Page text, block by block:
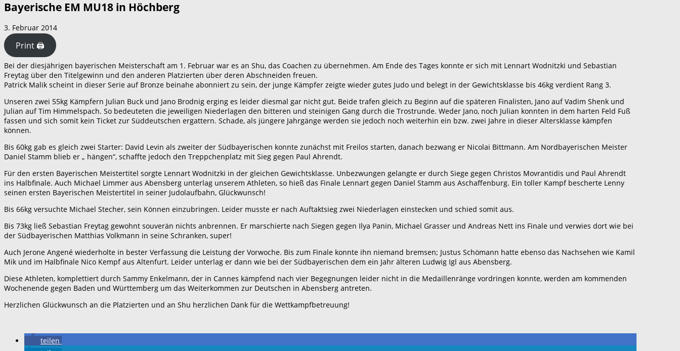
Bayerische EM MU18 in Höchberg
3. Februar 2014
Print 🖨
Bei der diesjährigen bayerischen Meisterschaft am 1. Februar war es an Shu, das Coachen zu übernehmen. Am Ende des Tages konnte er sich mit Lennart Wodnitzki und Sebastian
Freytag über den Titelgewinn und den anderen Platzierten über deren Abschneiden freuen.
Patrick Malik scheint in dieser Serie auf Bronze beinahe abonniert zu sein, der junge Kämpfer zeigte wieder gutes Judo und belegt in der Gewichtsklasse bis 46kg verdient Rang 3.
Unseren zwei 55kg Kämpfern Julian Buck und Jano Brodnig erging es leider diesmal gar nicht gut. Beide trafen gleich zu Beginn auf die späteren Finalisten, Jano auf Vadim Shenk und
Julian auf Tim Himmelspach. So bedeuteten die jeweiligen Niederlagen den bitteren und steinigen Gang durch die Trostrunde. Weder Jano, noch Julian konnten in dem harten Feld Fuß
fassen und sich somit kein Ticket zur Süddeutschen ergattern. Schade, als jüngere Jahrgänge werden sie jedoch noch weiterhin ein bzw. zwei Jahre in dieser Altersklasse kämpfen
können.
Bis 60kg gab es gleich zwei Starter: David Levin als zweiter der Südbayerischen konnte zunächst mit Freilos starten, danach bezwang er Nicolai Bittmann. Am Nordbayerischen Meister
Daniel Stamm blieb er „ hängen“, schaffte jedoch den Treppchenplatz mit Sieg gegen Paul Ahrendt.
Für den ersten Bayerischen Meistertitel sorgte Lennart Wodnitzki in der gleichen Gewichtsklasse. Unbezwungen gelangte er durch Siege gegen Christos Movrantidis und Paul Ahrendt
ins Halbfinale. Auch Michael Limmer aus Abensberg unterlag unserem Athleten, so hieß das Finale Lennart gegen Daniel Stamm aus Aschaffenburg. Ein toller Kampf bescherte Lenny
seinen ersten Bayerischen Meistertitel in seiner Judolaufbahn, Glückwunsch!
Bis 66kg versuchte Michael Stecher, sein Können einzubringen. Leider musste er nach Auftaktsieg zwei Niederlagen einstecken und schied somit aus.
Bis 73kg ließ Sebastian Freytag gewohnt souverän nichts anbrennen. Er marschierte nach Siegen gegen Ilya Panin, Michael Grasser und Andreas Nett ins Finale und verwies dort wie bei
der Südbayerischen Matthias Volkmann in seine Schranken, super!
Auch Jerone Angené wiederholte in bester Verfassung die Leistung der Vorwoche. Bis zum Finale konnte ihn niemand bremsen; Justus Schömann hatte ebenso das Nachsehen wie Kamil
Mik und im Halbfinale Nico Kempf aus Altenfurt. Leider unterlag er dann wie bei der Südbayerischen dem ein Jahr älteren Ludwig Igl aus Abensberg.
Diese Athleten, komplettiert durch Sammy Enkelmann, der in Cannes kämpfend nach vier Begegnungen leider nicht in die Medaillenränge vordringen konnte, werden am kommenden
Wochenende gegen Baden und Württemberg um das Weiterkommen zur Deutschen in Abensberg antreten.
Herzlichen Glückwunsch an die Platzierten und an Shu herzlichen Dank für die Wettkampfbetreuung!
teilen